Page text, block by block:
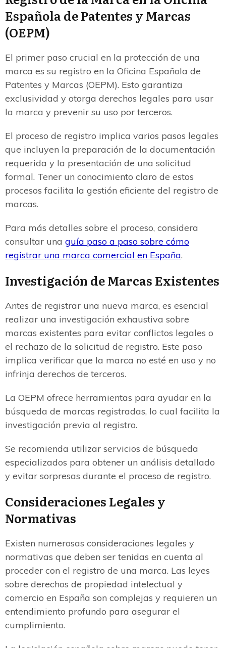
Española de Patentes y Marcas
(OEPM)
El primer paso crucial en la protección de una
marca es su registro en la Oficina Española de
Patentes y Marcas (OEPM). Esto garantiza
exclusividad y otorga derechos legales para usar
la marca y prevenir su uso por terceros.
El proceso de registro implica varios pasos legales
que incluyen la preparación de la documentación
requerida y la presentación de una solicitud
formal. Tener un conocimiento claro de estos
procesos facilita la gestión eficiente del registro de
marcas.
Para más detalles sobre el proceso, considera
consultar una guía paso a paso sobre cómo
registrar una marca comercial en España.
Investigación de Marcas Existentes
Antes de registrar una nueva marca, es esencial
realizar una investigación exhaustiva sobre
marcas existentes para evitar conflictos legales o
el rechazo de la solicitud de registro. Este paso
implica verificar que la marca no esté en uso y no
infrinja derechos de terceros.
La OEPM ofrece herramientas para ayudar en la
búsqueda de marcas registradas, lo cual facilita la
investigación previa al registro.
Se recomienda utilizar servicios de búsqueda
especializados para obtener un análisis detallado
y evitar sorpresas durante el proceso de registro.
Consideraciones Legales y
Normativas
Existen numerosas consideraciones legales y
normativas que deben ser tenidas en cuenta al
proceder con el registro de una marca. Las leyes
sobre derechos de propiedad intelectual y
comercio en España son complejas y requieren un
entendimiento profundo para asegurar el
cumplimiento.